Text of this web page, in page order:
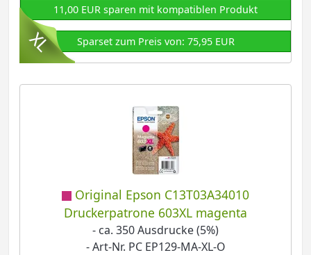
11,00 EUR sparen mit kompatiblen Produkt
Sparset zum Preis von: 75,95 EUR
Original Epson C13T03A34010
Druckerpatrone 603XL magenta
- ca. 350 Ausdrucke (5%)
- Art-Nr. PC EP129-MA-XL-O